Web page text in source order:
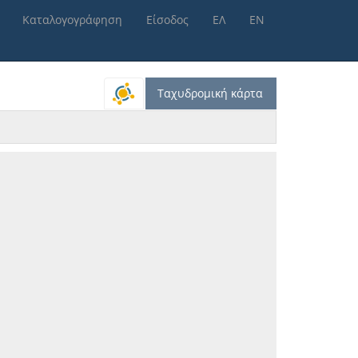
Καταλογογράφηση Είσοδος ΕΛ ΕΝ
Ταχυδρομική κάρτα